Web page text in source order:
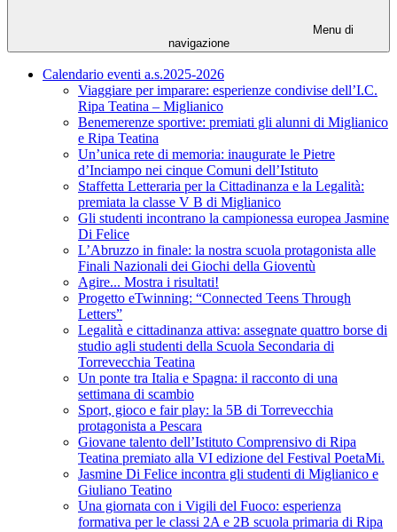
Menu di
navigazione
Calendario eventi a.s.2025-2026
Viaggiare per imparare: esperienze condivise dell’I.C.
Ripa Teatina – Miglianico
Benemerenze sportive: premiati gli alunni di Miglianico
e Ripa Teatina
Un’unica rete di memoria: inaugurate le Pietre
d’Inciampo nei cinque Comuni dell’Istituto
Staffetta Letteraria per la Cittadinanza e la Legalità:
premiata la classe V B di Miglianico
Gli studenti incontrano la campionessa europea Jasmine
Di Felice
L’Abruzzo in finale: la nostra scuola protagonista alle
Finali Nazionali dei Giochi della Gioventù
Agire... Mostra i risultati!
Progetto eTwinning: “Connected Teens Through
Letters”
Legalità e cittadinanza attiva: assegnate quattro borse di
studio agli studenti della Scuola Secondaria di
Torrevecchia Teatina
Un ponte tra Italia e Spagna: il racconto di una
settimana di scambio
Sport, gioco e fair play: la 5B di Torrevecchia
protagonista a Pescara
Giovane talento dell’Istituto Comprensivo di Ripa
Teatina premiato alla VI edizione del Festival PoetaMi.
Jasmine Di Felice incontra gli studenti di Miglianico e
Giuliano Teatino
Una giornata con i Vigili del Fuoco: esperienza
formativa per le classi 2A e 2B scuola primaria di Ripa